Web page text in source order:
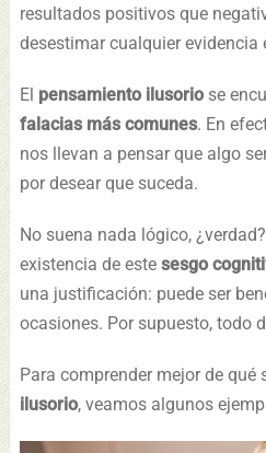
resultados positivos que
desestimar cualquier evidencia
El pensamiento ilusoriose
falacias más comunes. En
nos llevan a pensar que algo
por desear que suceda.
No suena nada lógico,
existencia de estesesgo
una justificación: puede ser
ocasiones. Por supuesto, todo
Para comprender mejor de qué
ilusorio, veamos algunos